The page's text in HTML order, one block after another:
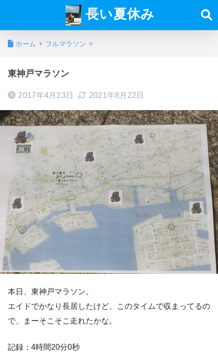
長い夏休み
ホーム フルマラソン
東神戸マラソン
2017年4月23日 2021年8月22日
本日、東神戸マラソン。
エイドでかなり長居したけど、このタイムで収まってるの
で、まーそこそこ走れたかな。
記録：4時間20分0秒